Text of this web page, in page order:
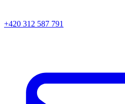
+420 312 587 791